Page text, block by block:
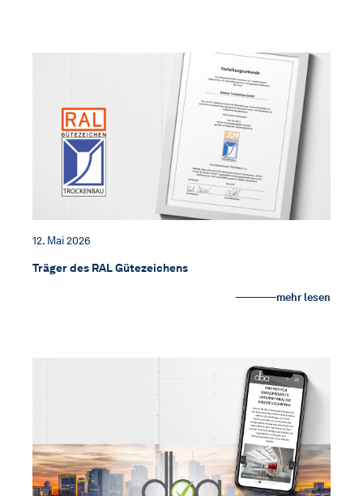
12. Mai 2026
Träger des RAL Gütezeichens
mehr lesen